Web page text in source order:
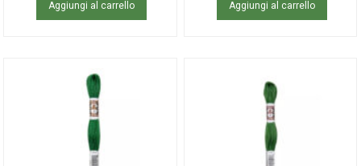
Aggiungi al carrello Aggiungi al carrello